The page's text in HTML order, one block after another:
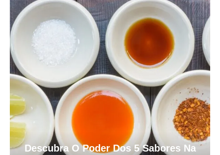
Descubra O Poder Dos 5 Sabores Na